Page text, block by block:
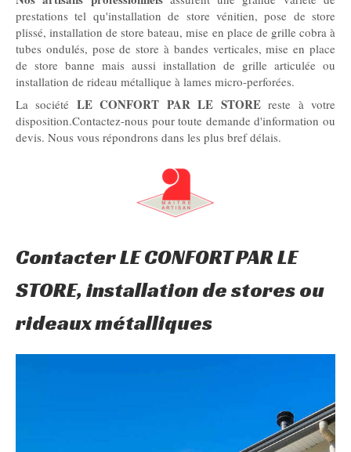
prestations tel qu'installation de store vénitien, pose de store
plissé, installation de store bateau, mise en place de grille cobra à
tubes ondulés, pose de store à bandes verticales, mise en place
de store banne mais aussi installation de grille articulée ou
installation de rideau métallique à lames micro-perforées.
La société LE CONFORT PAR LE STOREreste à votre
disposition.Contactez-nous pour toute demande d'information ou
devis. Nous vous répondrons dans les plus bref délais.
Contacter LE CONFORT PAR LE
STORE, installation de stores ou
rideaux métalliques